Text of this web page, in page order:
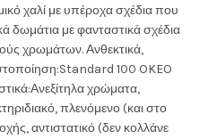
χαλί με υπέροχα σχέδια που
δωμάτια με φανταστικά σχέδια
χρωμάτων. Ανθεκτικά,
100 OKEO
χρώματα,
πλενόμενο (και στο
αντιστατικό (δεν κολλάνε